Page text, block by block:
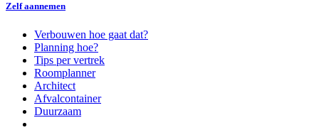
Zelf aannemen
Verbouwen hoe gaat dat?
Planning hoe?
Tips per vertrek
Roomplanner
Architect
Afvalcontainer
Duurzaam